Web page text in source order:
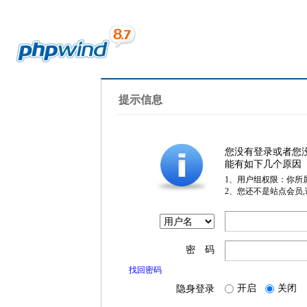
提示信息
您没有登录或者您
能有如下几个原因
1、用户组权限：你所
2、您还不是站点会员
密 码
找回密码
隐身登录 开启 关闭